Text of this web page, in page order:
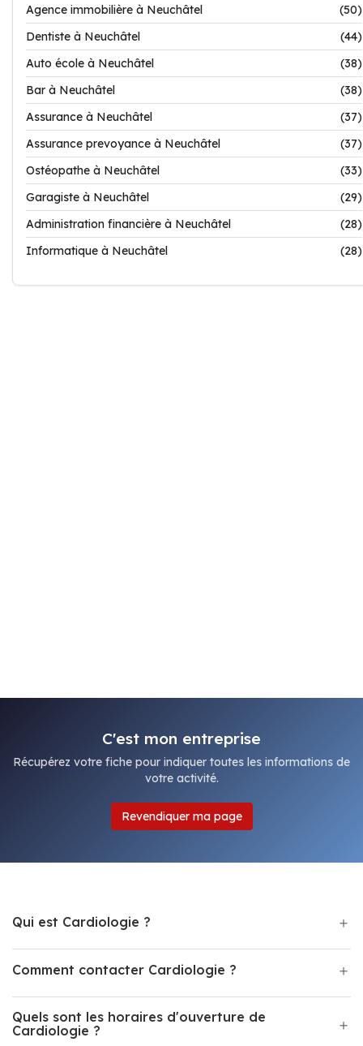
Agence immobilière à Neuchâtel
(50)
Dentiste à Neuchâtel
(44)
Auto école à Neuchâtel
(38)
Bar à Neuchâtel
(38)
Assurance à Neuchâtel
(37)
Assurance prevoyance à Neuchâtel
(37)
Ostéopathe à Neuchâtel
(33)
Garagiste à Neuchâtel
(29)
Administration financière à Neuchâtel
(28)
Informatique à Neuchâtel
(28)
C'est mon entreprise
Récupérez votre fiche pour indiquer toutes les informations de
votre activité.
Revendiquer ma page
Qui est Cardiologie ?
Comment contacter Cardiologie ?
Quels sont les horaires d'ouverture de
Cardiologie ?